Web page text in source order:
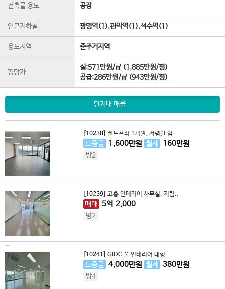
건축물 용도 공장
인근지하철 광명역(1),관악역(1),석수역(1)
용도지역 준주거지역
평당가
실:571만원/㎡ (1,885만원/평)
공급:286만원/㎡ (943만원/평)
단지내 매물
[10238] 렌트프리 1개월, 저렴한 임..
보증금 1,600만원 월세 160만원
방2
[10239] 고층 인테리어 사무실, 저렴..
매매 5억 2,000
방2
[10241] GIDC 풀 인테리어 대형 ..
보증금 4,000만원 월세 380만원
방4